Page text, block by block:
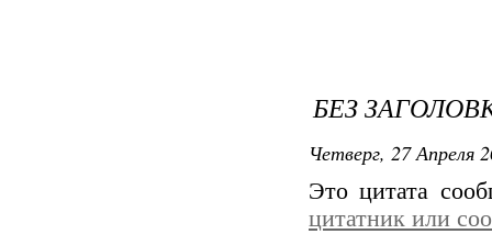
БЕЗ
Четверг, 27 Апреля
Это цитата
цитатник или